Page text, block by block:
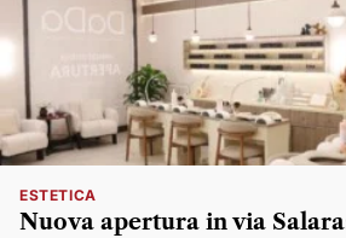
ESTETICA
Nuova apertura in via